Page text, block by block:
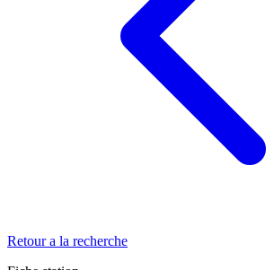
Retour a la recherche